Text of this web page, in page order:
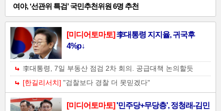
여야, ‘선관위 특검’ 국민추천위원 6명 추천
사
진
기
사-02
[미디어토마토] 李대통령 지지율, 귀국후
4%p↓
李대통령, 7일 부동산 점검 2차 회의. 공급대책 논의할듯
[한길리서치] "검찰보다 경찰 더 못믿겠다"
[미디어토마토] '민주당+무당층', 정청래-김민